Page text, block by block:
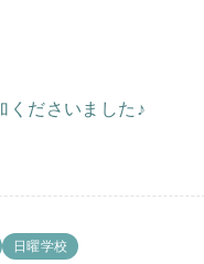
くださいました♪
日曜学校